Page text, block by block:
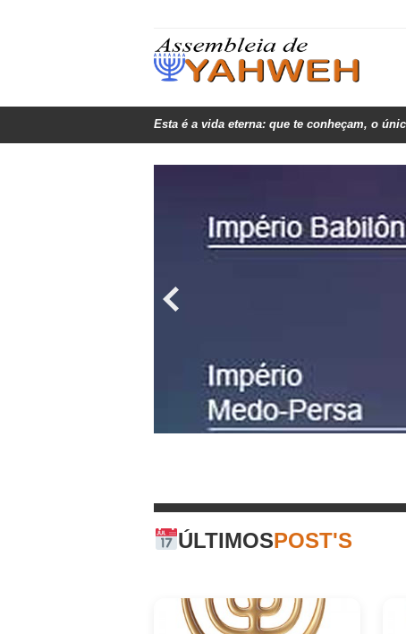
Esta é a vida eterna: que te conheçam, o
ÚLTIMOSPOST'S